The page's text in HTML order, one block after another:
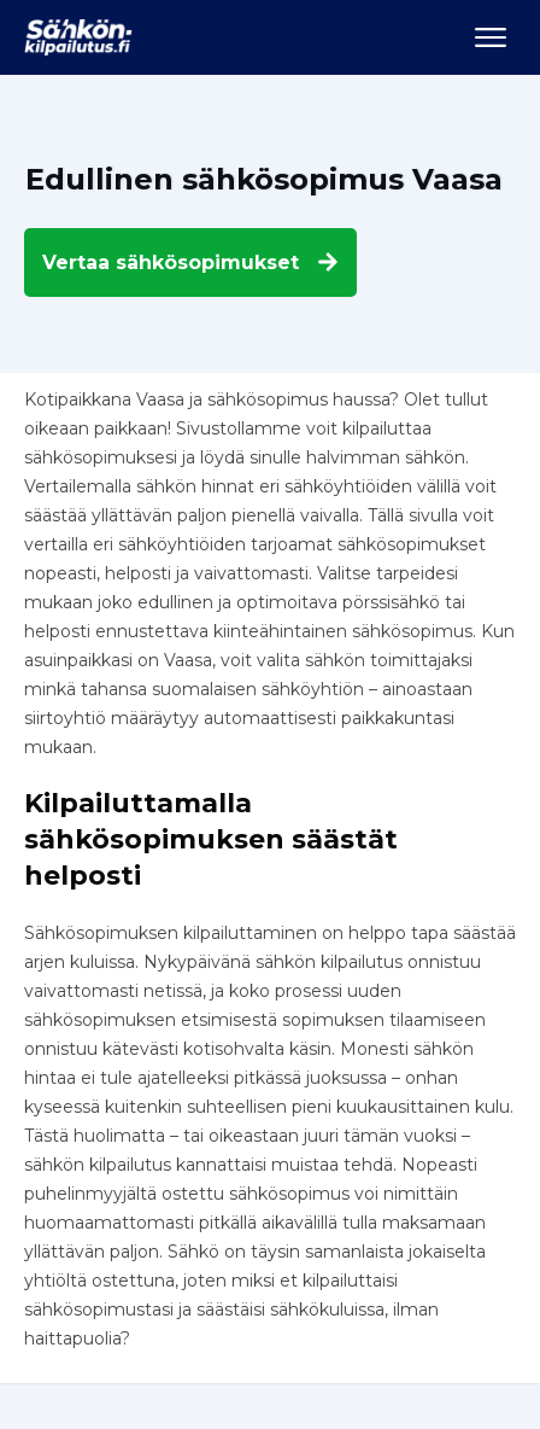
Edullinen sähkösopimus Vaasa
Vertaa sähkösopimukset
Kotipaikkana Vaasa ja sähkösopimus haussa? Olet tullut
oikeaan paikkaan! Sivustollamme voit kilpailuttaa
sähkösopimuksesi ja löydä sinulle halvimman sähkön.
Vertailemalla sähkön hinnat eri sähköyhtiöiden välillä voit
säästää yllättävän paljon pienellä vaivalla. Tällä sivulla voit
vertailla eri sähköyhtiöiden tarjoamat sähkösopimukset
nopeasti, helposti ja vaivattomasti. Valitse tarpeidesi
mukaan joko edullinen ja optimoitava pörssisähkö tai
helposti ennustettava kiinteähintainen sähkösopimus. Kun
asuinpaikkasi on Vaasa, voit valita sähkön toimittajaksi
minkä tahansa suomalaisen sähköyhtiön – ainoastaan
siirtoyhtiö määräytyy automaattisesti paikkakuntasi
mukaan.
Kilpailuttamalla
sähkösopimuksen säästät
helposti
Sähkösopimuksen kilpailuttaminen on helppo tapa säästää
arjen kuluissa. Nykypäivänä sähkön kilpailutus onnistuu
vaivattomasti netissä, ja koko prosessi uuden
sähkösopimuksen etsimisestä sopimuksen tilaamiseen
onnistuu kätevästi kotisohvalta käsin. Monesti sähkön
hintaa ei tule ajatelleeksi pitkässä juoksussa – onhan
kyseessä kuitenkin suhteellisen pieni kuukausittainen kulu.
Tästä huolimatta – tai oikeastaan juuri tämän vuoksi –
sähkön kilpailutus kannattaisi muistaa tehdä. Nopeasti
puhelinmyyjältä ostettu sähkösopimus voi nimittäin
huomaamattomasti pitkällä aikavälillä tulla maksamaan
yllättävän paljon. Sähkö on täysin samanlaista jokaiselta
yhtiöltä ostettuna, joten miksi et kilpailuttaisi
sähkösopimustasi ja säästäisi sähkökuluissa, ilman
haittapuolia?